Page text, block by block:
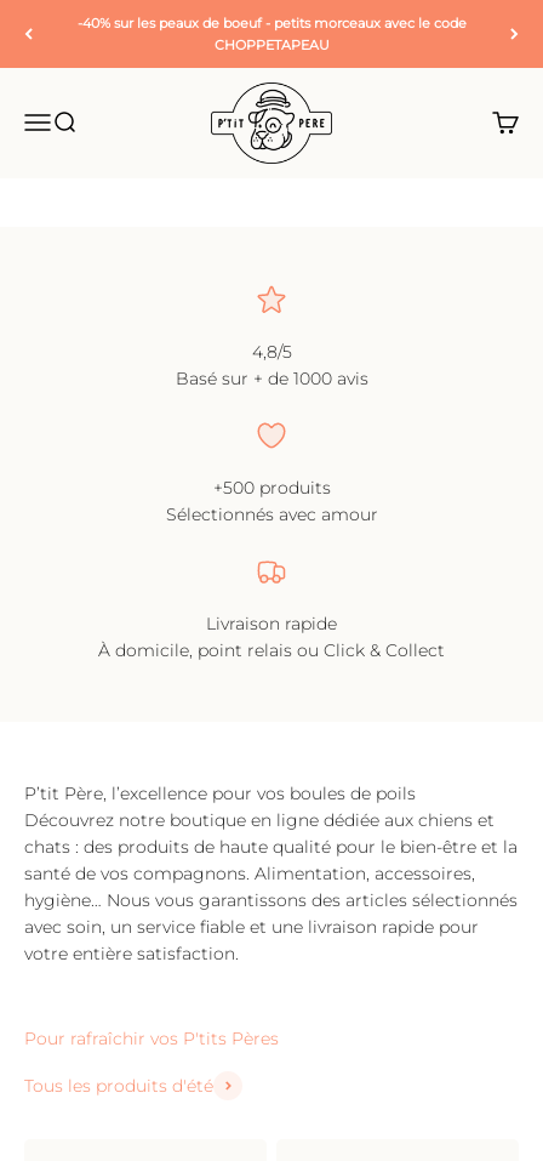
Passer au contenu-40% sur les peaux de boeuf - petits morceaux avec le code
CHOPPETAPEAU
Ouvrir la navigation
Ouvrir la recherche
P'tit Père
Voir
4,8/5
Basé sur + de 1000 avis
+500 produits
Sélectionnés avec amour
Livraison rapide
À domicile, point relais ou Click & Collect
P’tit Père, l’excellence pour vos boules de poils
Découvrez notre boutique en ligne dédiée aux chiens et
chats : des produits de haute qualité pour le bien-être et la
santé de vos compagnons. Alimentation, accessoires,
hygiène… Nous vous garantissons des articles sélectionnés
avec soin, un service fiable et une livraison rapide pour
votre entière satisfaction.
Tous les produits d'été